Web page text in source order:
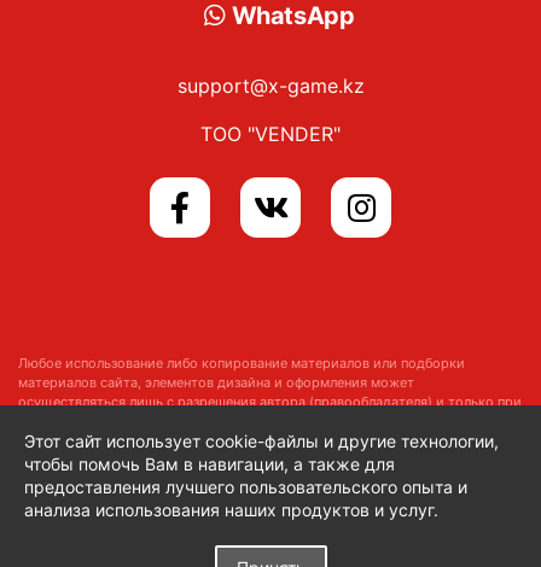
WhatsApp
support@x-game.kz
ТОО "VENDER"
Любое использование либо копирование материалов или подборки
материалов сайта, элементов дизайна и оформления может
осуществляться лишь с разрешения автора (правообладателя) и только при
Copyright © 2014–2026 x-game.kz
Все права защищены
Этот сайт использует cookie-файлы и другие технологии,
чтобы помочь Вам в навигации, а также для
предоставления лучшего пользовательского опыта и
анализа использования наших продуктов и услуг.